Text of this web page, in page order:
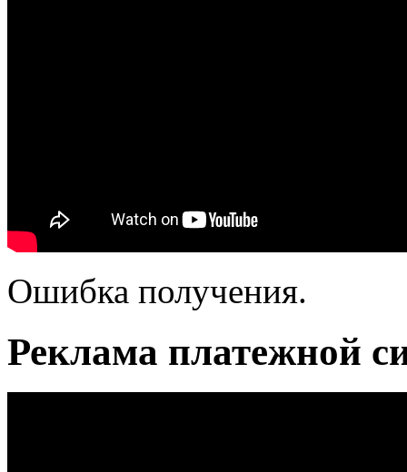
Ошибка получения.
Реклама платежной